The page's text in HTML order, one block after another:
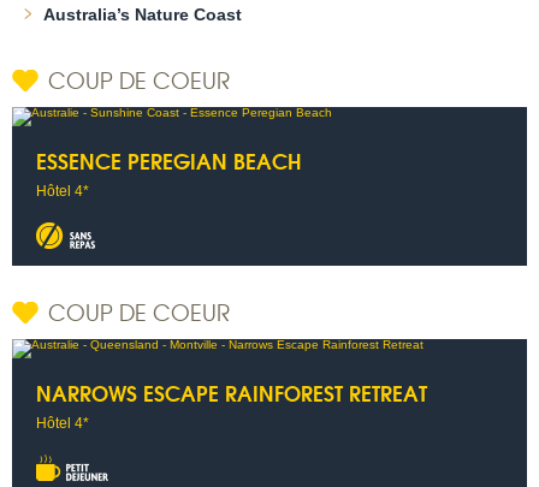
Australia’s Nature Coast
COUP DE COEUR
ESSENCE PEREGIAN BEACH
Hôtel 4*
COUP DE COEUR
NARROWS ESCAPE RAINFOREST RETREAT
Hôtel 4*